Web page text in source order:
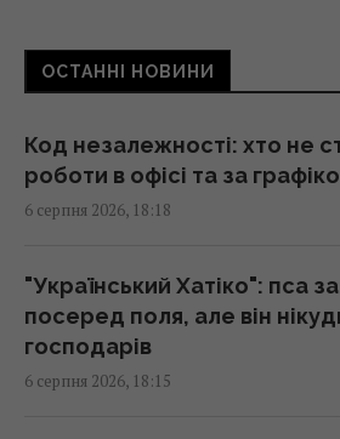
взимку: експерт дав
17:52 четвер, 06 серпня 2026
"Укренерго" підняло
наскільки зросте вартість
електромобілів
Ракет зі США не вистачить:
пояснив проблему з
установками РФ
ОСТАННІ НОВИНИ
Код незалежності: хто не
роботи в офісі та за
6 серпня 2026, 18:18
"Український Хатіко": пса
посеред поля, але він
господарів
6 серпня 2026, 18:15